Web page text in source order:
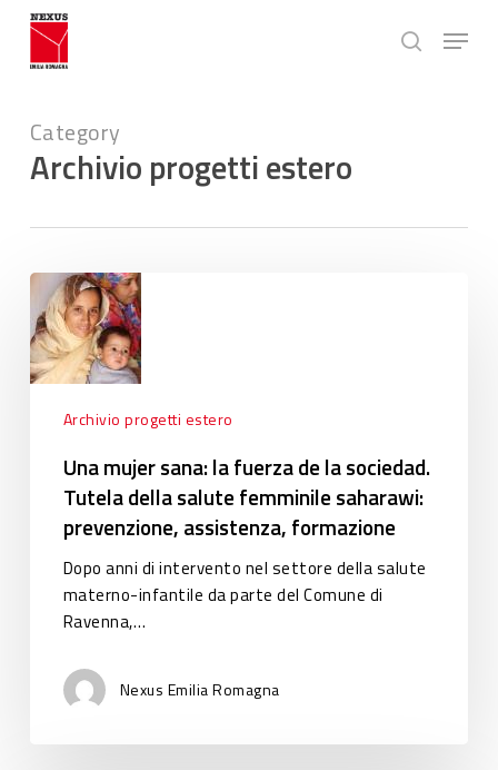
Skip
main
search
Menu
Category
Archivio progetti estero
Una
mujer
sana:
la
fuerza
sociedad.
Tutela
della
femminile
saharawi:
prevenzione,
formazione
Archivio progetti estero
Una mujer sana: la fuerza de la sociedad.
Tutela della salute femminile saharawi:
prevenzione, assistenza, formazione
Dopo anni di intervento nel settore della salute
materno-infantile da parte del Comune di
Ravenna,…
Nexus Emilia Romagna